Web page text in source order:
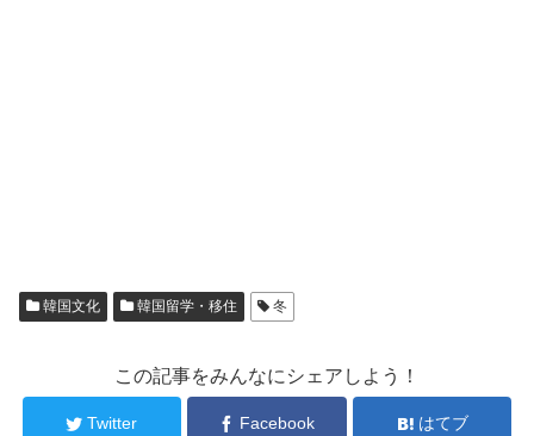
韓国文化 韓国留学・移住 冬
この記事をみんなにシェアしよう！
Twitter Facebook はてブ